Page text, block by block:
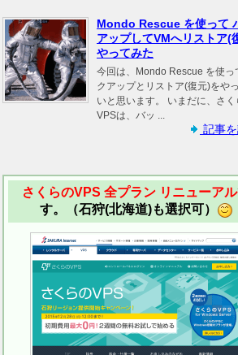
Mondo Rescue を使って
アップしてVMへリストア(
やってみた
今回は、Mondo Rescue を使っ
クアップとリストア(復元)をや
いと思います。 いまだに、さく
VPSは、バッ ...
記事を
さくらのVPS 全プラン リニューアル
す。（石狩(北海道)も選択可）